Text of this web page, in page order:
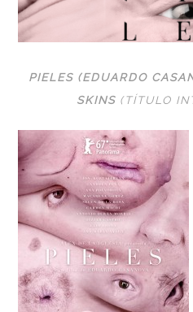
PIELES (EDUARDO
SKINS (TÍTULO